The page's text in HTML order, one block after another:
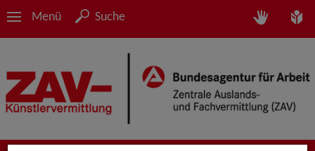
Menü Suche